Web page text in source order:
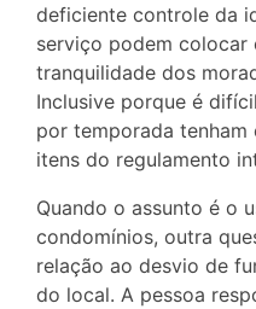
deficiente controle da
serviço podem colocar
tranquilidade dos
Inclusive porque é
por temporada
itens do regulamento
Quando o assunto é o
condomínios, outra
relação ao desvio de
do local. A pessoa